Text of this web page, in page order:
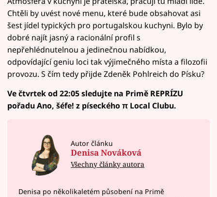
Chtěli by uvést nové menu, které bude obsahovat asi
šest jídel typických pro portugalskou kuchyni. Bylo by
dobré najít jasný a racionální profil s
nepřehlédnutelnou a jedinečnou nabídkou,
odpovídající geniu loci tak výjimečného místa a filozofii
provozu. S čím tedy přijde Zdeněk Pohlreich do Písku?
Ve čtvrtek od 22:05 sledujte na Primě REPRÍZU
pořadu Ano, šéfe! z píseckého π Local Clubu.
Autor článku
Denisa Nováková
Všechny články autora
Denisa po několikaletém působení na Primě